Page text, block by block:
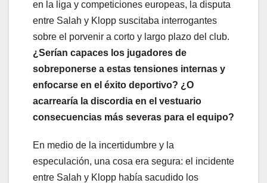
en la liga y competiciones europeas, la disputa
entre Salah y Klopp suscitaba interrogantes
sobre el porvenir a corto y largo plazo del club.
¿Serían capaces los jugadores de
sobreponerse a estas tensiones internas y
enfocarse en el éxito deportivo? ¿O
acarrearía la discordia en el vestuario
consecuencias más severas para el equipo?
En medio de la incertidumbre y la
especulación, una cosa era segura: el incidente
entre Salah y Klopp había sacudido los